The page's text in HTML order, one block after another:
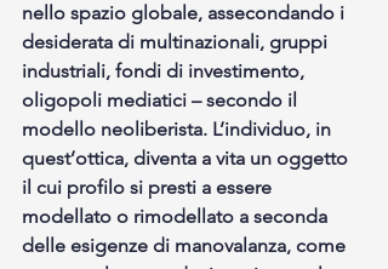
nello spazio globale, assecondando i
desiderata di multinazionali, gruppi
industriali, fondi di investimento,
oligopoli mediatici – secondo il
modello neoliberista. L’individuo, in
quest’ottica, diventa a vita un oggetto
il cui profilo si presti a essere
modellato o rimodellato a seconda
delle esigenze di manovalanza, come